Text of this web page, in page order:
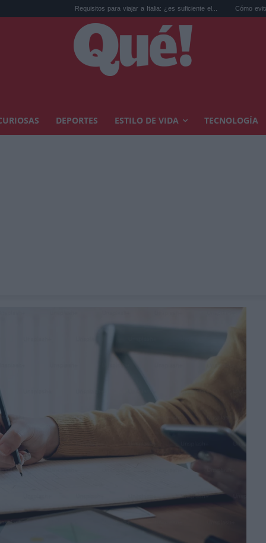
Requisitos para viajar a Italia: ¿es suficiente el... Cómo evitar calor en
DEPORTES ESTILO DE VIDA TECNOLOGÍA